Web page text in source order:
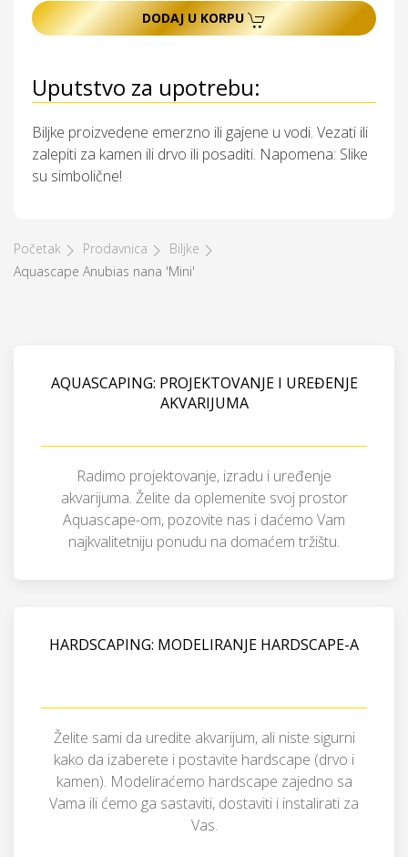
DODAJ U KORPU
Uputstvo za upotrebu:
Biljke proizvedene emerzno ili gajene u vodi. Vezati ili
zalepiti za kamen ili drvo ili posaditi. Napomena: Slike
su simbolične!
Početak Prodavnica
Biljke
Aquascape Anubias nana 'Mini'
AQUASCAPING: PROJEKTOVANJE I UREĐENJE
AKVARIJUMA
Radimo projektovanje, izradu i uređenje
akvarijuma. Želite da oplemenite svoj prostor
Aquascape-om, pozovite nas i daćemo Vam
najkvalitetniju ponudu na domaćem tržištu.
HARDSCAPING: MODELIRANJE HARDSCAPE-A
Želite sami da uredite akvarijum, ali niste sigurni
kako da izaberete i postavite hardscape (drvo i
kamen). Modeliraćemo hardscape zajedno sa
Vama ili ćemo ga sastaviti, dostaviti i instalirati za
Vas.